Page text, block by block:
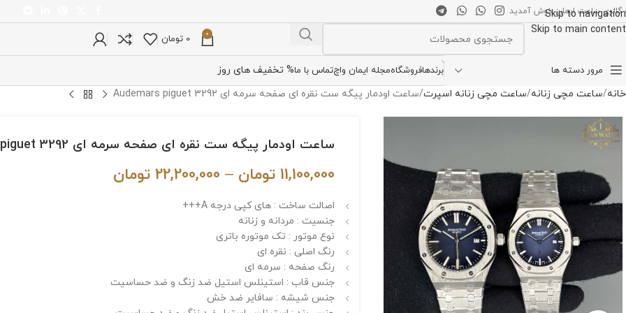
Skip to navigation
Skip to main content
گالری ساعت ایمان خوش آمدید
0
0 تومان
مرور دسته ها برندهافروشگاهمجله ایمان واچتماس با ما% تخفیف های روز
خانه ساعت مچی زنانه ساعت مچی زنانه اسپرت ساعت اودمار پیگه ست نقره ای صفحه سرمه ای Audemars piguet 3292
ساعت اودمار پیگه ست نقره ای صفحه سرمه ای Audemars piguet 3292
11,100,000 تومان –
22,200,000 تومان
اصالت ساخت : های کپی درجه A+++
جنسیت : مردانه و زنانه
نوع موتور : تک موتوره باتری
رنگ اصلی : نقره ای
رنگ صفحه : سرمه ای
جنس قاب : استینلس استیل ضد زنگ و ضد حساسیت
جنس شیشه : سافایر ضد خش